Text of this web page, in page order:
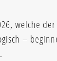
welche
–